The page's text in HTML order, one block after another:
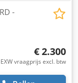
-
€ 2.300
EXW vraagprijs excl. btw